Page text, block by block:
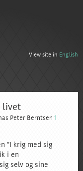
English
View site in
livet
Peter Berntsen 1
“I krig med sig
i en
selv og sine